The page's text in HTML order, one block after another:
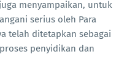
menyampaikan, untuk
serius oleh Para
telah ditetapkan sebagai
penyidikan dan